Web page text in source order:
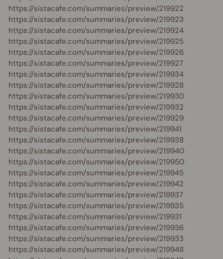
https://sistacafe.com/summaries/preview/219922
https://sistacafe.com/summaries/preview/219923
https://sistacafe.com/summaries/preview/219924
https://sistacafe.com/summaries/preview/219925
https://sistacafe.com/summaries/preview/219926
https://sistacafe.com/summaries/preview/219927
https://sistacafe.com/summaries/preview/219934
https://sistacafe.com/summaries/preview/219928
https://sistacafe.com/summaries/preview/219930
https://sistacafe.com/summaries/preview/219932
https://sistacafe.com/summaries/preview/219929
https://sistacafe.com/summaries/preview/219941
https://sistacafe.com/summaries/preview/219938
https://sistacafe.com/summaries/preview/219940
https://sistacafe.com/summaries/preview/219950
https://sistacafe.com/summaries/preview/219945
https://sistacafe.com/summaries/preview/219942
https://sistacafe.com/summaries/preview/219937
https://sistacafe.com/summaries/preview/219935
https://sistacafe.com/summaries/preview/219931
https://sistacafe.com/summaries/preview/219936
https://sistacafe.com/summaries/preview/219933
https://sistacafe.com/summaries/preview/219948